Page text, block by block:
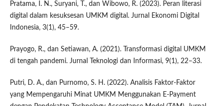
Pratama, I. N., Suryani, T., dan Wibowo, R. (2023). Peran literasi
digital dalam kesuksesan UMKM digital. Jurnal Ekonomi Digital
Indonesia, 3(1), 45–59.
Prayogo, R., dan Setiawan, A. (2021). Transformasi digital UMKM
di tengah pandemi. Jurnal Teknologi dan Informasi, 9(1), 22–33.
Putri, D. A., dan Purnomo, S. H. (2022). Analisis Faktor-Faktor
yang Mempengaruhi Minat UMKM Menggunakan E-Payment